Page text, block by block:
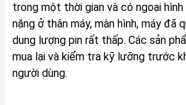
trong một thời gian và có ngoại
nặng ở thân máy, màn hình, máy đã
dung lượng pin rất thấp. Các sản
mua lại và kiểm tra kỹ lưỡng trước
người dùng.